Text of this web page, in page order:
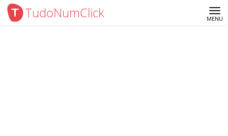
TudoNumClick MENU